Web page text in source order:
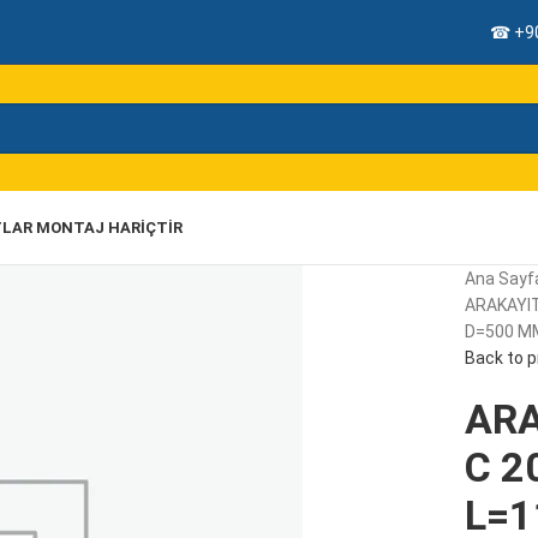
☎
MONTAJ HARIÇTIR
Ana
D=500
Back to
C